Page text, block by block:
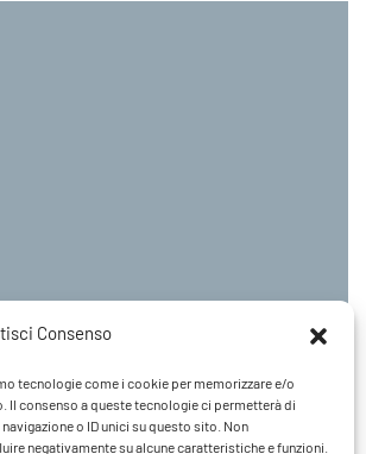
Consenso
tecnologie come i cookie per memorizzare e/o
consenso a queste tecnologie ci permetterà di
o ID unici su questo sito. Non
negativamente su alcune caratteristiche e funzioni.